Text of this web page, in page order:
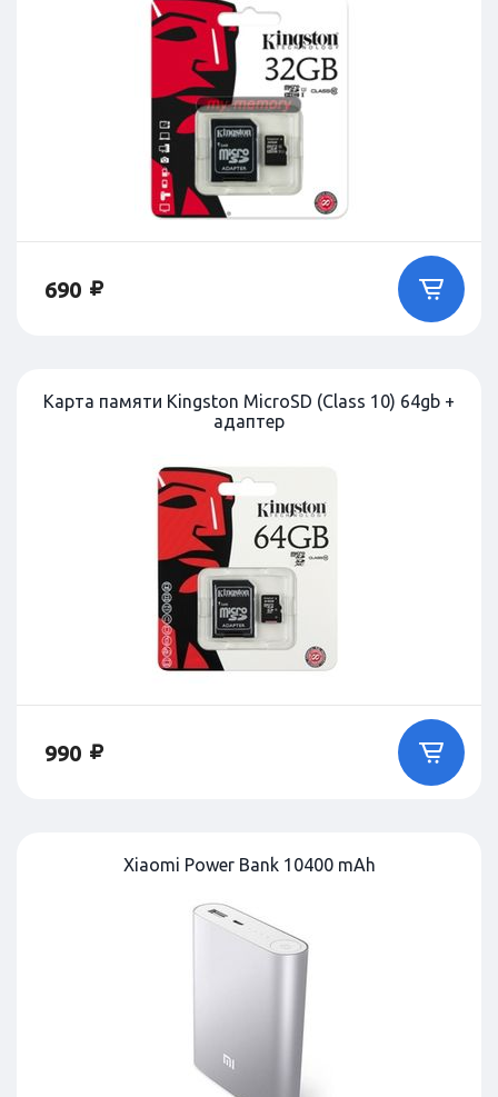
690
Карта памяти Kingston MicroSD (Class 10) 64gb +
адаптер
990
Xiaomi Power Bank 10400 mAh